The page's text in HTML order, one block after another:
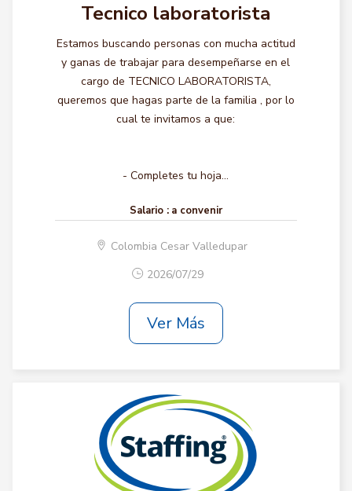
Tecnico laboratorista
Estamos buscando personas con mucha actitud
y ganas de trabajar para desempeñarse en el
cargo de TECNICO LABORATORISTA,
queremos que hagas parte de la familia , por lo
cual te invitamos a que:
- Completes tu hoja...
Salario : a convenir
Colombia Cesar Valledupar
2026/07/29
Ver Más